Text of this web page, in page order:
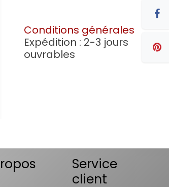
Conditions générales
Expédition : 2-3 jours
ouvrables
Service
client